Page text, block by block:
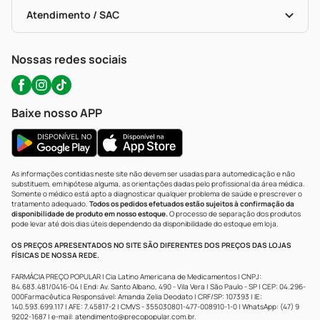
Políticas De Marketplace
Portal Da Privacidade
Atendimento / SAC
WhatsApp (47) 9202-1687
Nossas redes sociais
Baixe nosso APP
As informações contidas neste site não devem ser usadas para automedicação e não
substituem, em hipótese alguma, as orientações dadas pelo profissional da área médica.
Somente o médico está apto a diagnosticar qualquer problema de saúde e prescrever o
tratamento adequado. Todos os pedidos efetuados estão sujeitos à confirmação da
disponibilidade de produto em nosso estoque.O processo de separação dos produtos
pode levar até dois dias úteis dependendo da disponibilidade do estoque em loja.
OS PREÇOS APRESENTADOS NO SITE SÃO DIFERENTES DOS PREÇOS DAS LOJAS
FÍSICAS DE NOSSA REDE.
FARMÁCIA PREÇO POPULAR | Cia Latino Americana de Medicamentos | CNPJ:
84.683.481/0416-04 | End: Av. Santo Albano, 490 - Vila Vera | São Paulo - SP | CEP: 04.296-
000Farmacêutica Responsável: Amanda Zelia Deodato | CRF/SP: 107393 | IE:
140.593.699.117 | AFE: 7.45817-2 | CMVS - 355030801-477-008910-1-0 | WhatsApp: (47) 9
9202-1687 | e-mail: atendimento@precopopular.com.br.